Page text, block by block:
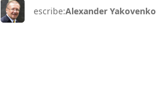
escribe:Alexander Yakovenko